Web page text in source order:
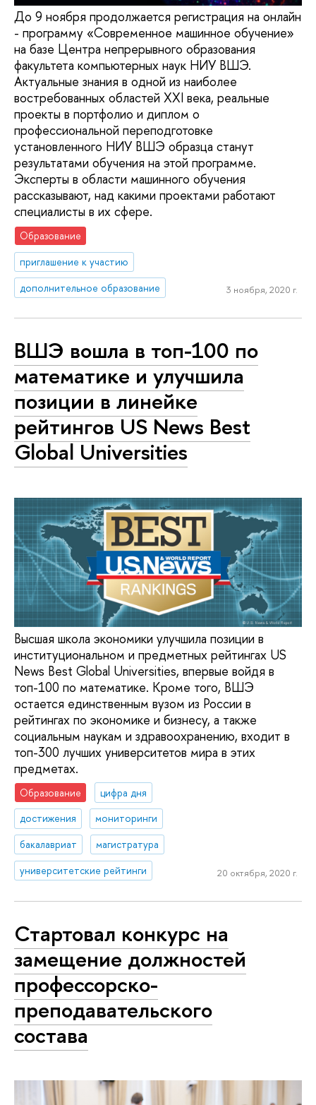
До 9 ноября продолжается регистрация на онлайн
- программу «Современное машинное обучение»
на базе Центра непрерывного образования
факультета компьютерных наук НИУ ВШЭ.
Актуальные знания в одной из наиболее
востребованных областей XXI века, реальные
проекты в портфолио и диплом о
профессиональной переподготовке
установленного НИУ ВШЭ образца станут
результатами обучения на этой программе.
Эксперты в области машинного обучения
рассказывают, над какими проектами работают
специалисты в их сфере.
Образование
приглашение к участию
дополнительное образование
3 ноября, 2020 г.
ВШЭ вошла в топ-100 по
математике и улучшила
позиции в линейке
рейтингов US News Best
Global Universities
Высшая школа экономики улучшила позиции в
институциональном и предметных рейтингах US
News Best Global Universities, впервые войдя в
топ-100 по математике. Кроме того, ВШЭ
остается единственным вузом из России в
рейтингах по экономике и бизнесу, а также
социальным наукам и здравоохранению, входит в
топ-300 лучших университетов мира в этих
предметах.
Образование
цифра дня
достижения
мониторинги
бакалавриат
магистратура
университетские рейтинги
20 октября, 2020 г.
Стартовал конкурс на
замещение должностей
профессорско-
преподавательского
состава